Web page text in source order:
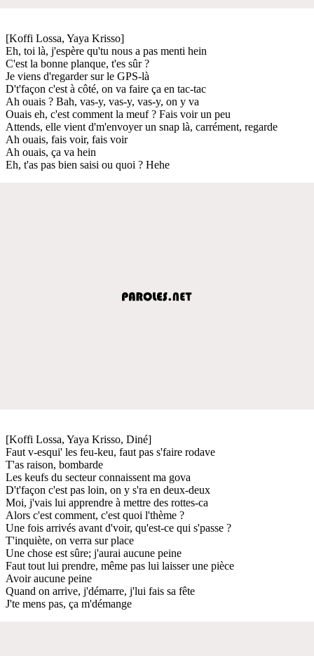
[Koffi Lossa, Yaya Krisso]
Eh, toi là, j'espère qu'tu nous a pas menti hein
C'est la bonne planque, t'es sûr ?
Je viens d'regarder sur le GPS-là
D't'façon c'est à côté, on va faire ça en tac-tac
Ah ouais ? Bah, vas-y, vas-y, vas-y, on y va
Ouais eh, c'est comment la meuf ? Fais voir un peu
Attends, elle vient d'm'envoyer un snap là, carrément, regarde
Ah ouais, fais voir, fais voir
Ah ouais, ça va hein
Eh, t'as pas bien saisi ou quoi ? Hehe
[Koffi Lossa, Yaya Krisso, Diné]
Faut v-esqui' les feu-keu, faut pas s'faire rodave
T'as raison, bombarde
Les keufs du secteur connaissent ma gova
D't'façon c'est pas loin, on y s'ra en deux-deux
Moi, j'vais lui apprendre à mettre des rottes-ca
Alors c'est comment, c'est quoi l'thème ?
Une fois arrivés avant d'voir, qu'est-ce qui s'passe ?
T'inquiète, on verra sur place
Une chose est sûre; j'aurai aucune peine
Faut tout lui prendre, même pas lui laisser une pièce
Avoir aucune peine
Quand on arrive, j'démarre, j'lui fais sa fête
J'te mens pas, ça m'démange